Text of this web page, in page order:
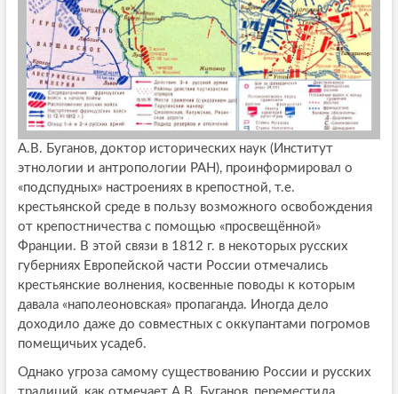
А.В. Буганов, доктор исторических наук (Институт
этнологии и антропологии РАН), проинформировал о
«подспудных» настроениях в крепостной, т.е.
крестьянской среде в пользу возможного освобождения
от крепостничества с помощью «просвещённой»
Франции. В этой связи в 1812 г. в некоторых русских
губерниях Европейской части России отмечались
крестьянские волнения, косвенные поводы к которым
давала «наполеоновская» пропаганда. Иногда дело
доходило даже до совместных с оккупантами погромов
помещичьих усадеб.
Однако угроза самому существованию России и русских